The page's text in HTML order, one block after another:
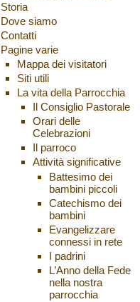
Storia
Dove siamo
Contatti
Pagine varie
Mappa dei visitatori
Siti utili
La vita della Parrocchia
Il Consiglio Pastorale
Orari delle
Celebrazioni
Il parroco
Attività significative
Battesimo dei
bambini piccoli
Catechismo dei
bambini
Evangelizzare
connessi in rete
I padrini
L’Anno della Fede
nella nostra
parrocchia